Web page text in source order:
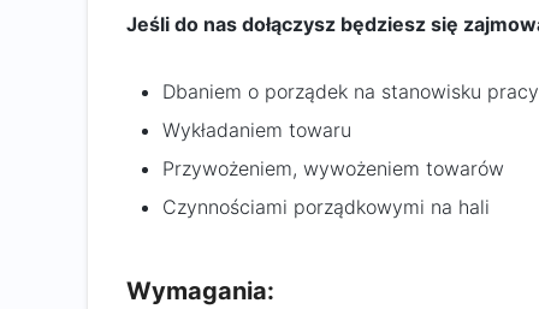
Jeśli do nas dołączysz będziesz się
Dbaniem o porządek na stanowisku pracy
Wykładaniem towaru
Przywożeniem, wywożeniem towarów
Czynnościami porządkowymi na hali
Wymagania: